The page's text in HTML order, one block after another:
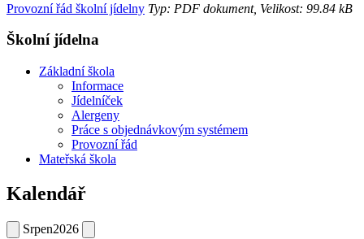
Provozní řád školní jídelny Typ: PDF dokument, Velikost: 99.84 kB
Školní jídelna
Základní škola
Informace
Jídelníček
Alergeny
Práce s objednávkovým systémem
Provozní řád
Mateřská škola
Kalendář
Srpen2026